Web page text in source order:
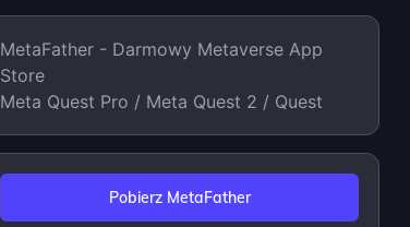
MetaFather - Darmowy Metaverse App
Store
Meta Quest Pro / Meta Quest 2 / Quest
Pobierz MetaFather